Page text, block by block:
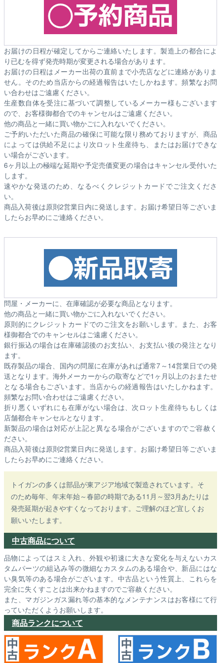
お届けの日程が確定してからご連絡いたします。製造上の都合によ
り已むを得ず発売時期が変更される場合があります。
お届けの日程はメーカー出荷の直前まで小売店などに連絡がありま
せん。そのため当店からの経過報告はいたしかねます。頻繁なお問
い合わせはご遠慮ください。
生産数自体を受注に基づいて調整しているメーカー様もございます
ので、お客様御都合でのキャンセルはご遠慮ください。
他の商品と一緒に買い物かごに入れないでください。
ご予約いただいた商品の確保に可能な限り務めておりますが、商品
によっては供給不足により次ロット生産待ち、またはお届けできな
い場合がございます。
6ヶ月以上の極端な延期や予定売価変更の場合はキャンセル受付いた
します。
速やかな発送のため、なるべくクレジットカードでご注文くださ
い。
商品入荷後は原則2営業日内に発送します。お届け希望日等ございま
したらお早めにご連絡ください。
問屋・メーカーに、在庫確認が必要な商品となります。
他の商品と一緒に買い物かごに入れないでください。
原則的にクレジットカードでのご注文をお願いします。また、お客
様御都合でのキャンセルはご遠慮ください。
銀行振込の場合は在庫確認後のお支払い、お支払い後の発注となり
ます。
既存製品の場合、国内の問屋に在庫があれば通常7～14営業日での発
送となります。海外メーカーからの取寄などで1ヶ月以上のおまたせ
となる場合もございます。 当店からの経過報告はいたしかねます。
頻繁なお問い合わせはご遠慮ください。
折り悪くいずれにも在庫がない場合は、次ロット生産待ちもしくは
店舗都合キャンセルとなります。
新製品の場合は対応が上記と異なる場合がございますのでご容赦く
ださい。
商品入荷後は原則2営業日内に発送します。お届け希望日等ございま
したらお早めにご連絡ください。
トイガンの多くは部品が東アジア地域で製造されています。そ
のため毎年、年末年始～春節の時期である11月～翌3月あたりは
発売延期が起きやすくなっております。ご理解のほど宜しくお
願いいたします。
中古商品について
品物によってはスミ入れ、外観や初速に大きな変化を与えないカス
タムパーツの組込み等の微細なカスタムのある場合や、新品にはな
い臭気等のある場合がございます。中古品という性質上、これらを
完全に失くすことは出来かねますのでご容赦ください。
また、マガジンガス漏れ等の基本的なメンテナンスはお客様にて行
っていただくようお願いします。
商品ランクについて